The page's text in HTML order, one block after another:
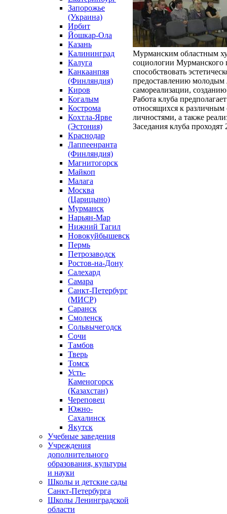
Запорожье
(Украина)
Ирбит
Йошкар-Ола
Казань
Калининград
Калуга
Канкаанпяя
(Финляндия)
Киров
Когалым
Кострома
Кохтла-Ярве
(Эстония)
Краснодар
Лаппеенранта
(Финляндия)
Магнитогорск
Майкоп
Малага
Москва
(Царицыно)
Мурманск
Нарьян-Мар
Нижний Тагил
Новокуйбышевск
Пермь
Петрозаводск
Ростов-на-Дону
Салехард
Самара
Санкт-Петербург
(МИСР)
Саранск
Смоленск
Сольвычегодск
Сочи
Тамбов
Тверь
Томск
Усть-
Каменогорск
(Казахстан)
Череповец
Южно-
Сахалинск
Якутск
Учебные заведения
Учреждения
дополнительного
образования, культуры
и науки
Школы и детские сады
Санкт-Петербурга
Школы Ленинградской
области
Мурманским областным
социологии Мурманского
способствовать
предоставлению молодым
самореализации,
Работа клуба
относящихся к различным
личностями, а также
Заседания клуба проходят